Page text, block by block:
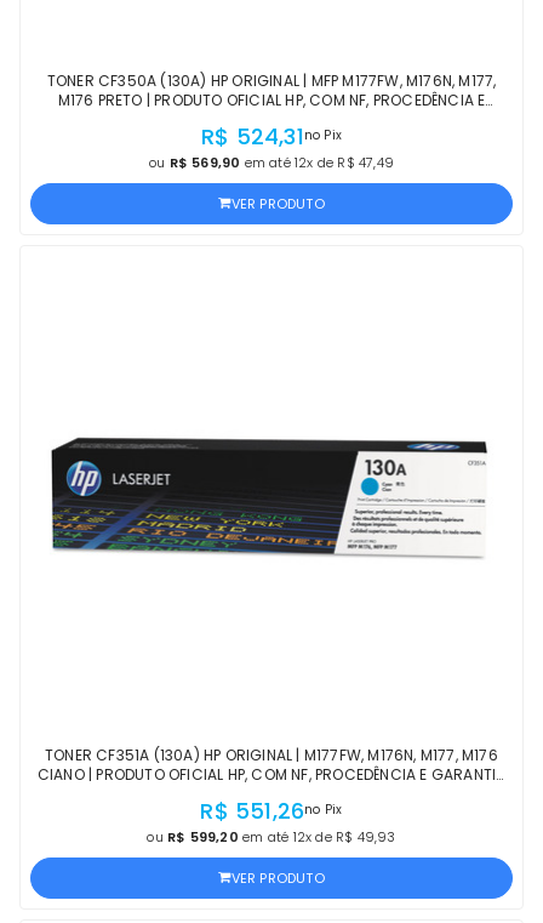
TONER CF350A (130A) HP ORIGINAL | MFP M177FW, M176N, M177,
M176 PRETO | PRODUTO OFICIAL HP, COM NF, PROCEDÊNCIA E
R$ 524,31no Pix
ou R$ 569,90 em até 12x de R$ 47,49
VER PRODUTO
TONER CF351A (130A) HP ORIGINAL | M177FW, M176N, M177, M176
CIANO | PRODUTO OFICIAL HP, COM NF, PROCEDÊNCIA E GARANTIA
R$ 551,26no Pix
ou R$ 599,20 em até 12x de R$ 49,93
VER PRODUTO